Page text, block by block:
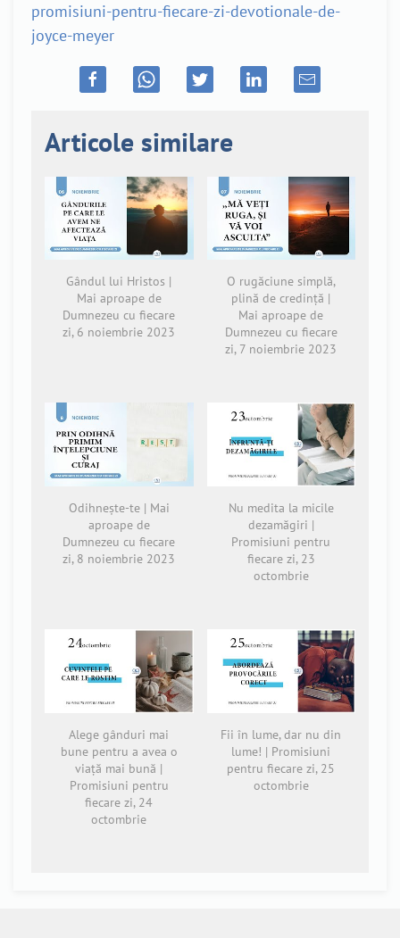
promisiuni-pentru-fiecare-zi-devotionale-de-
joyce-meyer
Articole similare
Gândul lui Hristos |
Mai aproape de
Dumnezeu cu fiecare
zi, 6 noiembrie 2023
O rugăciune simplă,
plină de credință |
Mai aproape de
Dumnezeu cu fiecare
zi, 7 noiembrie 2023
Odihnește-te | Mai
aproape de
Dumnezeu cu fiecare
zi, 8 noiembrie 2023
Nu medita la micile
dezamăgiri |
Promisiuni pentru
fiecare zi, 23
octombrie
Alege gânduri mai
bune pentru a avea o
viață mai bună |
Promisiuni pentru
fiecare zi, 24
octombrie
Fii în lume, dar nu din
lume! | Promisiuni
pentru fiecare zi, 25
octombrie